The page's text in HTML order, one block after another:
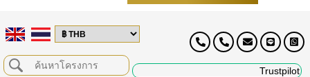
Trustpilot